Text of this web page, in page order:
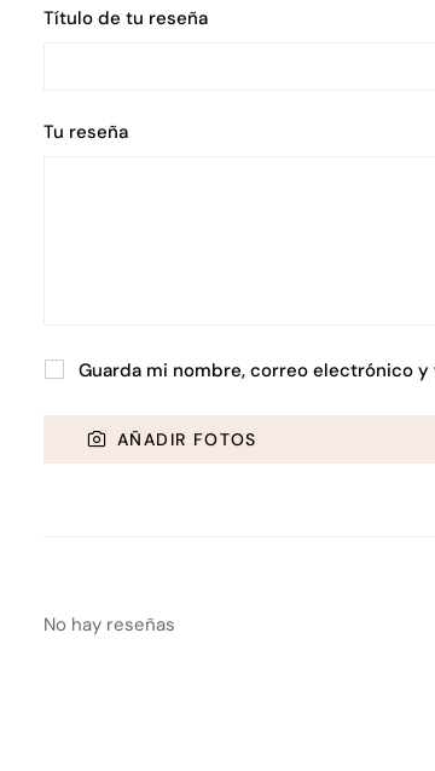
Título de tu reseña
Tu reseña
Guarda mi nombre, correo electrónico
AÑADIR FOTOS
No hay reseñas